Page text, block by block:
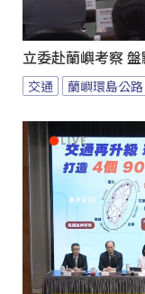
立委赴蘭嶼考察
交通 蘭嶼環島公路